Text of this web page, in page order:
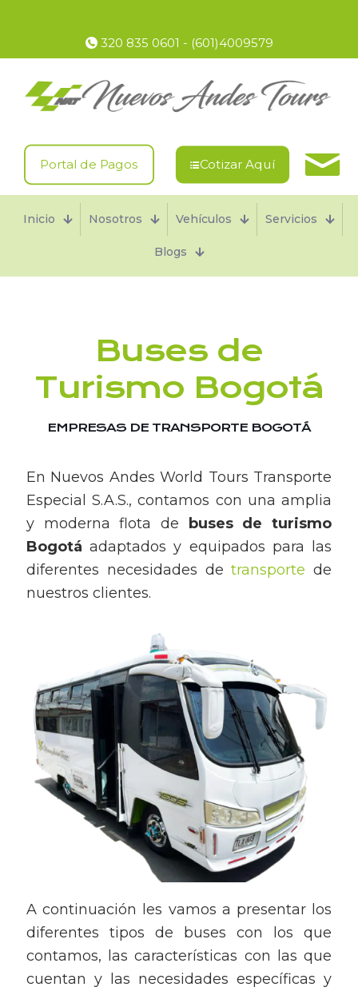
320 835 0601 - (601)4009579
Portal de Pagos Cotizar Aquí
Inicio Nosotros Vehículos Servicios
Blogs
Buses de
Turismo Bogotá
EMPRESAS DE TRANSPORTE BOGOTÁ
En Nuevos Andes World Tours Transporte
Especial S.A.S., contamos con una amplia
y moderna flota de buses de turismo
Bogotáadaptados y equipados para las
diferentes necesidades detransporte de
nuestros clientes.
A continuación les vamos a presentar los
diferentes tipos de buses con los que
contamos, las características con las que
cuentan y las necesidades específicas y